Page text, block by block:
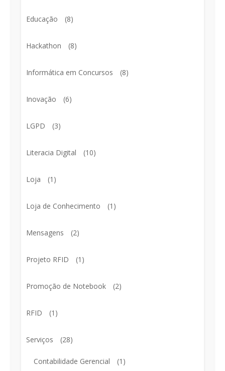
Educação (8)
Hackathon (8)
Informática em Concursos (8)
Inovação (6)
LGPD (3)
Literacia Digital (10)
Loja (1)
Loja de Conhecimento (1)
Mensagens (2)
Projeto RFID (1)
Promoção de Notebook (2)
RFID (1)
Serviços (28)
Contabilidade Gerencial (1)